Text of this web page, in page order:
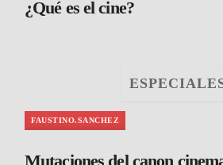
¿Qué es el cine?
FAUSTINO.SANCHEZ
Mutaciones del canon